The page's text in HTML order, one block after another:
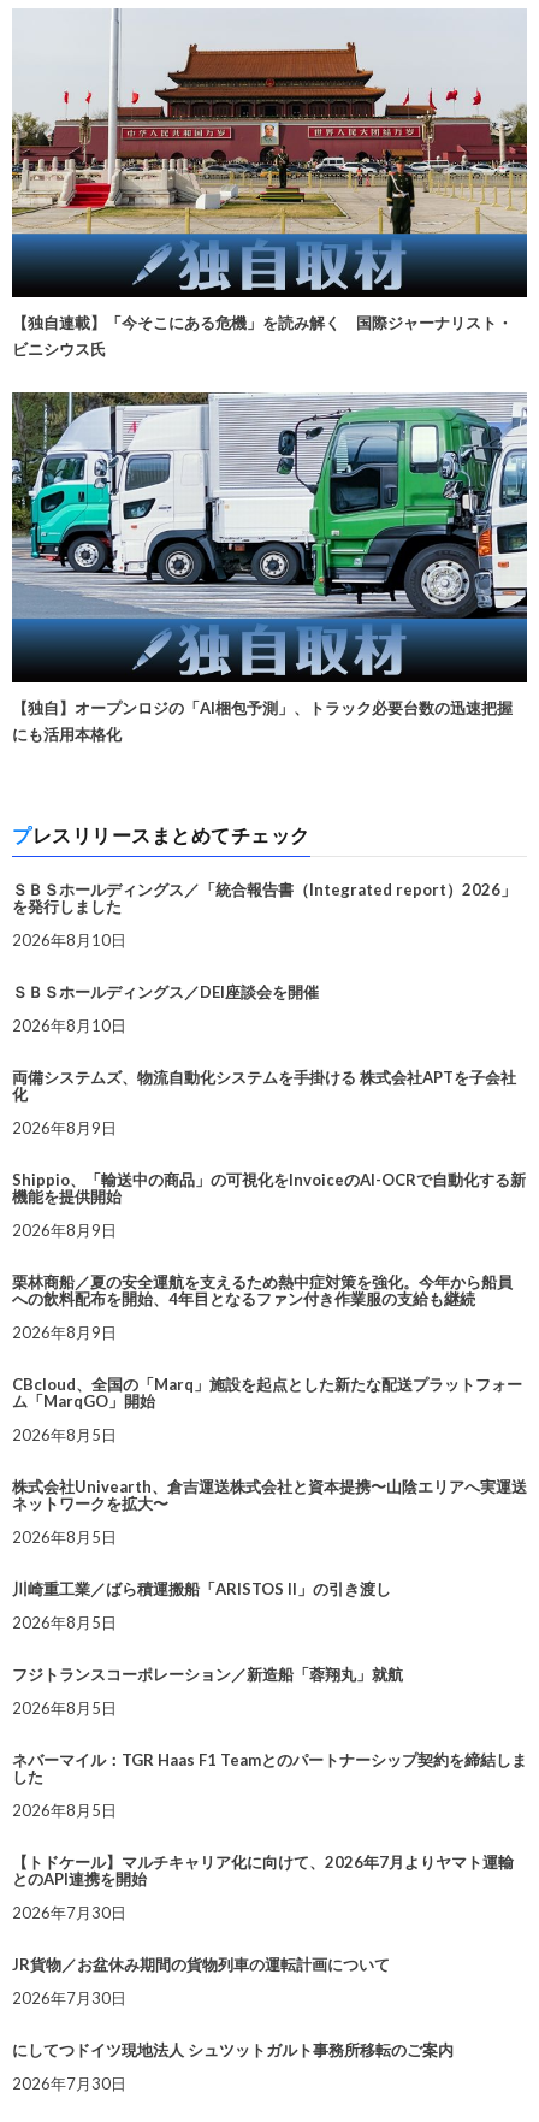
【独自連載】「今そこにある危機」を読み解く 国際ジャーナリスト・
ビニシウス氏
【独自】オープンロジの「AI梱包予測」、トラック必要台数の迅速把握
にも活用本格化
プレスリリースまとめてチェック
ＳＢＳホールディングス／「統合報告書（Integrated report）2026」
を発行しました
2026年8月10日
ＳＢＳホールディングス／DEI座談会を開催
2026年8月10日
両備システムズ、物流自動化システムを手掛ける 株式会社APTを子会社
化
2026年8月9日
Shippio、「輸送中の商品」の可視化をInvoiceのAI-OCRで自動化する新
機能を提供開始
2026年8月9日
栗林商船／夏の安全運航を支えるため熱中症対策を強化。今年から船員
への飲料配布を開始、4年目となるファン付き作業服の支給も継続
2026年8月9日
CBcloud、全国の「Marq」施設を起点とした新たな配送プラットフォー
ム「MarqGO」開始
2026年8月5日
株式会社Univearth、倉吉運送株式会社と資本提携〜山陰エリアへ実運送
ネットワークを拡大〜
2026年8月5日
川崎重工業／ばら積運搬船「ARISTOS II」の引き渡し
2026年8月5日
フジトランスコーポレーション／新造船「蓉翔丸」就航
2026年8月5日
ネバーマイル：TGR Haas F1 Teamとのパートナーシップ契約を締結しま
した
2026年8月5日
【トドケール】マルチキャリア化に向けて、2026年7月よりヤマト運輸
とのAPI連携を開始
2026年7月30日
JR貨物／お盆休み期間の貨物列車の運転計画について
2026年7月30日
にしてつドイツ現地法人 シュツットガルト事務所移転のご案内
2026年7月30日